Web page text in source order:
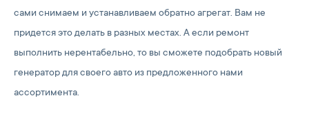
сами снимаем и устанавливаем обратно агрегат. Вам не
придется это делать в разных местах. А если ремонт
выполнить нерентабельно, то вы сможете подобрать новый
генератор для своего авто из предложенного нами
ассортимента.